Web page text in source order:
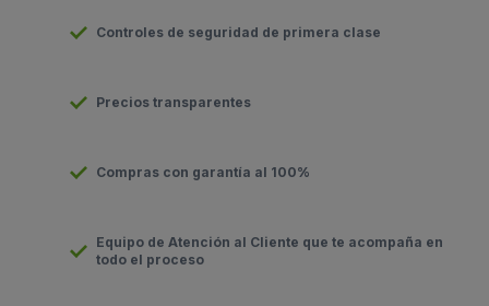
Controles de seguridad de primera clase
Precios transparentes
Compras con garantía al 100%
Equipo de Atención al Cliente que te acompaña en
todo el proceso